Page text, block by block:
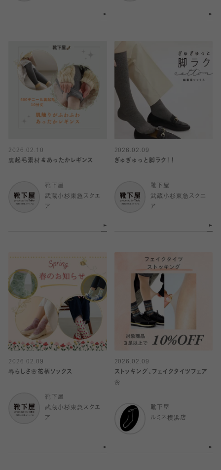
2026.02.10
裏起毛素材🐏あったかレギンス
靴下屋
武蔵小杉東急スクエ
ア
2026.02.09
ぎゅぎゅっと脚ラク！！
靴下屋
武蔵小杉東急スクエ
ア
2026.02.09
春らしさ🌸花柄ソックス
靴下屋
武蔵小杉東急スクエ
ア
2026.02.09
ストッキング、フェイクタイツフェア
🌼
靴下屋
ルミネ横浜店